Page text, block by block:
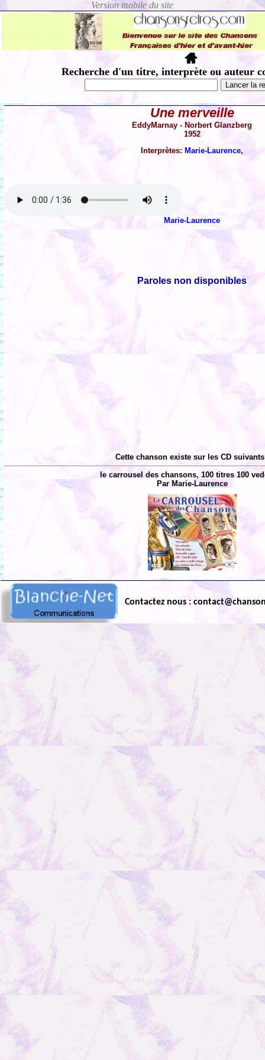
Recherche d'un titre, interprète ou auteur
Une merveille
EddyMarnay - Norbert Glanzberg
1952
Interprètes: Marie-Laurence,
Marie-Laurence
Paroles non disponibles
Cette chanson existe sur les CD
le carrousel des chansons, 100 titres 100
Par Marie-Laurence
Contactez nous :